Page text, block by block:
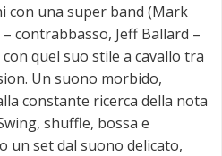
con una super band (Mark
contrabbasso, Jeff Ballard –
quel suo stile a cavallo tra
Un suono morbido,
constante ricerca della nota
shuffle, bossa e
un set dal suono delicato,